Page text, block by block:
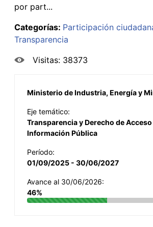
por part...
Categorías: Participación
Transparencia
Visitas: 38373
Ministerio de Industria, Energía y
Eje temático:
Transparencia y Derecho de Acceso
Información Pública
Período:
01/09/2025 - 30/06/2027
Avance al 30/06/2026:
46%